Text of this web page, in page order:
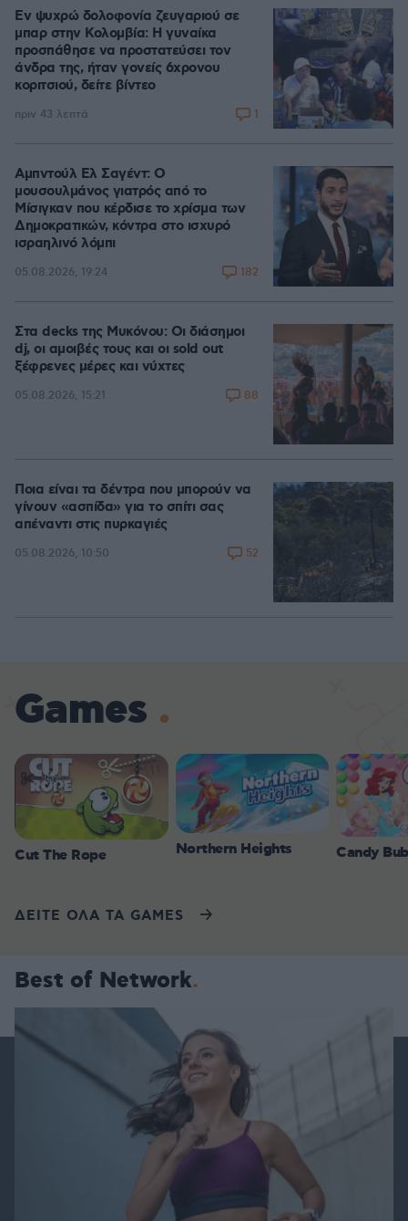
Εν ψυχρώ δολοφονία ζευγαριού σε
μπαρ στην Κολομβία: Η γυναίκα
προσπάθησε να προστατεύσει τον
άνδρα της, ήταν γονείς 6χρονου
κοριτσιού, δείτε βίντεο
πριν 43 λεπτά 1
Αμπντούλ Ελ Σαγέντ: Ο
μουσουλμάνος γιατρός από το
Μίσιγκαν που κέρδισε το χρίσμα των
Δημοκρατικών, κόντρα στο ισχυρό
ισραηλινό λόμπι
05.08.2026, 19:24 182
Στα decks της Μυκόνου: Οι διάσημοι
dj, οι αμοιβές τους και οι sold out
ξέφρενες μέρες και νύχτες
05.08.2026, 15:21 88
Ποια είναι τα δέντρα που μπορούν να
γίνουν «ασπίδα» για το σπίτι σας
απέναντι στις πυρκαγιές
05.08.2026, 10:50 52
Games
Cut The Rope Northern Heights Candy
ΔΕΙΤΕ ΟΛΑ ΤΑ GAMES
Best of Network